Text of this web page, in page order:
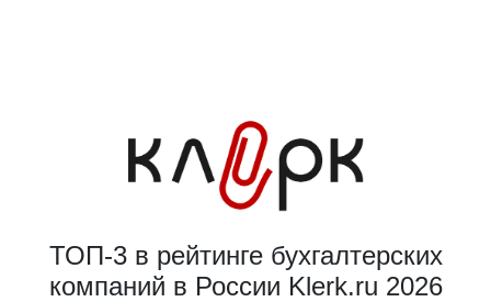
ТОП-3 в рейтинге бухгалтерских
компаний в России Klerk.ru 2026